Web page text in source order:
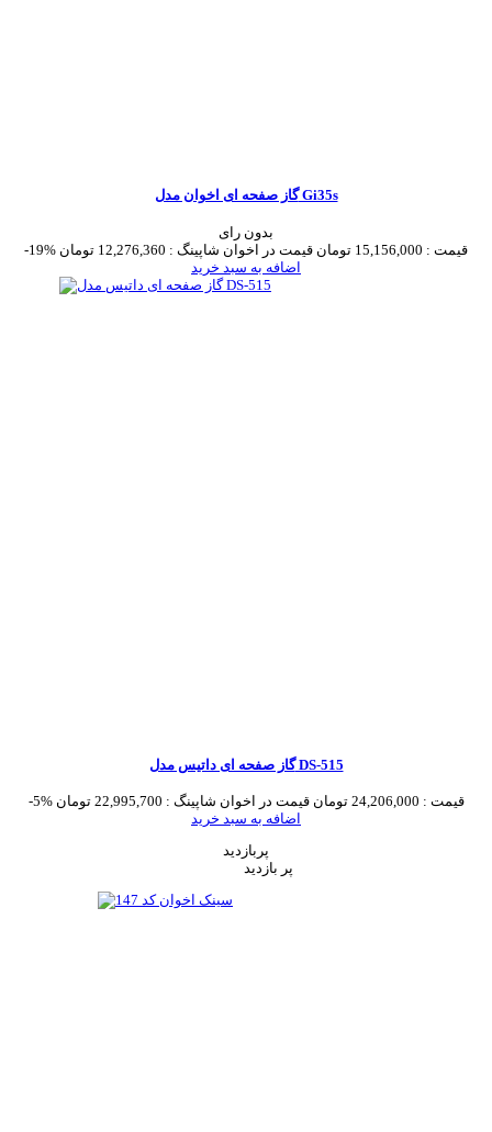
گاز صفحه ای اخوان مدل Gi35s
بدون رای
-19%
قیمت : 15,156,000 تومان قیمت در اخوان شاپینگ : 12,276,360 تومان
اضافه به سبد خرید
گاز صفحه ای داتیس مدل DS-515
-5% قیمت : 24,206,000 تومان قیمت در اخوان شاپینگ : 22,995,700 تومان
اضافه به سبد خرید
پربازدید
پر بازدید